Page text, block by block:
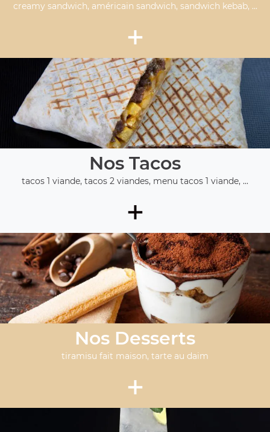
creamy sandwich, américain sandwich, sandwich kebab, ...
+
Nos Tacos
tacos 1 viande, tacos 2 viandes, menu tacos 1 viande, ...
+
Nos Desserts
tiramisu fait maison, tarte au daim
+